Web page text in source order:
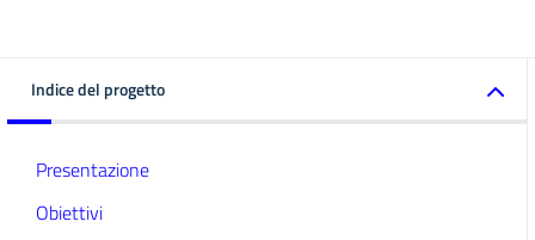
Indice del progetto
Presentazione
Obiettivi